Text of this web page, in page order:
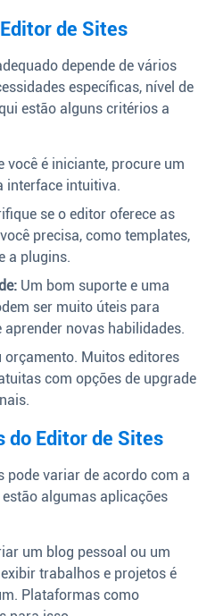
de Sites
depende de vários
específicas, nível de
estão alguns critérios a
você é iniciante, procure um
interface intuitiva.
se o editor oferece as
precisa, como templates,
a plugins.
Um bom suporte e uma
ser muito úteis para
novas habilidades.
orçamento. Muitos editores
com opções de upgrade
do Editor de Sites
pode variar de acordo com a
algumas aplicações
um blog pessoal ou um
trabalhos e projetos é
Plataformas como